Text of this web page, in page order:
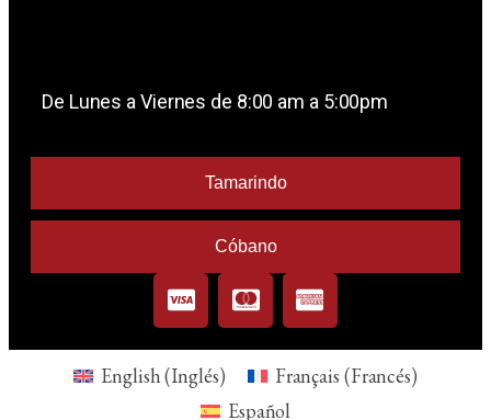
Tamarindo
Cóbano
De Lunes a Viernes de 8:00 am a 5:00pm
English(Inglés) Français (Francés)
Español